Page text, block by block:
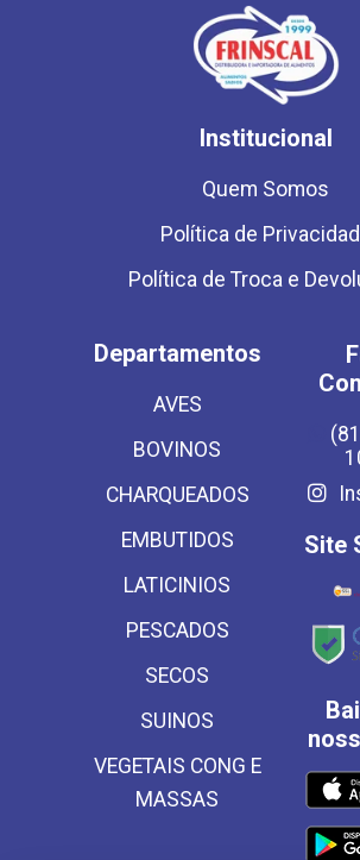
Institucional
Quem Somos
Política de
Política de Troca e
Departamentos
AVES
BOVINOS
CHARQUEADOS
EMBUTIDOS
LATICINIOS
PESCADOS
SECOS
SUINOS
VEGETAIS CONG E
MASSAS
Site